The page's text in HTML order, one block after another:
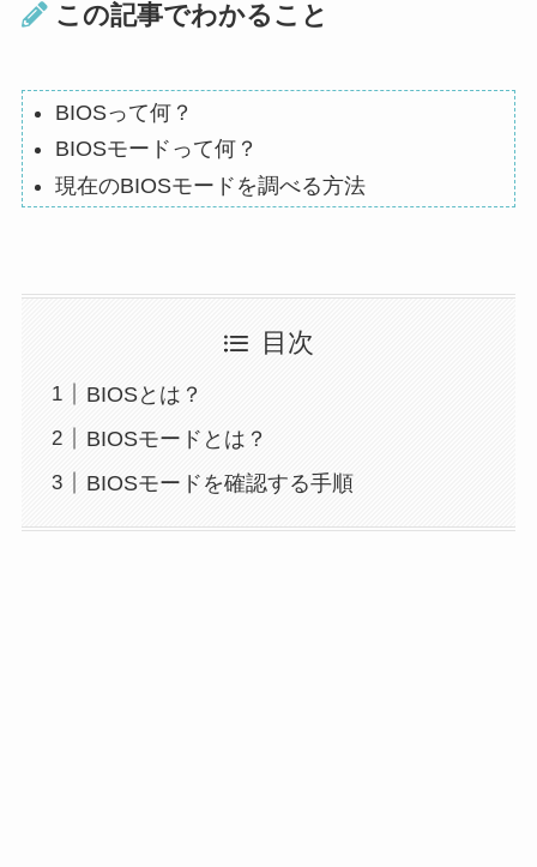
この記事でわかること
BIOSって何？
BIOSモードって何？
現在のBIOSモードを調べる方法
目次
BIOSとは？
BIOSモードとは？
BIOSモードを確認する手順